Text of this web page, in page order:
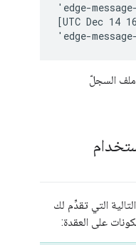
'edge-
[UTC Dec
'edge-
السجلّ
التالية التي تقدِّم لك
على العقدة: